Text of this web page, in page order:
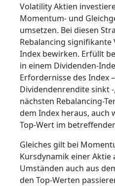
Volatility Aktien
Momentum- und
umsetzen. Bei diesen
Rebalancing
Index bewirken. Erfüllt
in einem Dividenden-
Erfordernisse des Index
Dividendenrendite sinkt
nächsten Rebalancing-
dem Index heraus, auch
Top-Wert im
Gleiches gilt bei
Kursdynamik einer Aktie
Umständen auch aus
den Top-Werten